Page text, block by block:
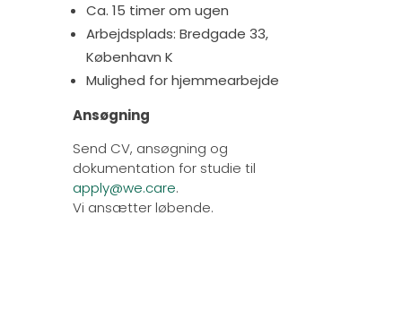
Ca. 15 timer om ugen
Arbejdsplads: Bredgade 33,
København K
Mulighed for hjemmearbejde
Ansøgning
Send CV, ansøgning og
dokumentation for studie til
apply@we.care.
Vi ansætter løbende.